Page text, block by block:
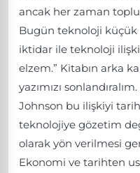
ancak her zaman
Bugün teknoloji
iktidar ile teknoloji
elzem.” Kitabın arka
yazımızı
Johnson bu ilişkiyi
teknolojiye gözetim
olarak yön verilmesi
Ekonomi ve tarihten